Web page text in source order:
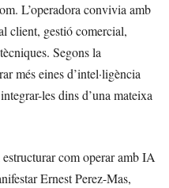
L’operadora convivia amb
client, gestió comercial,
Segons la
més eines d’intel·ligència
les dins d’una mateixa
com operar amb IA
Ernest Perez-Mas,